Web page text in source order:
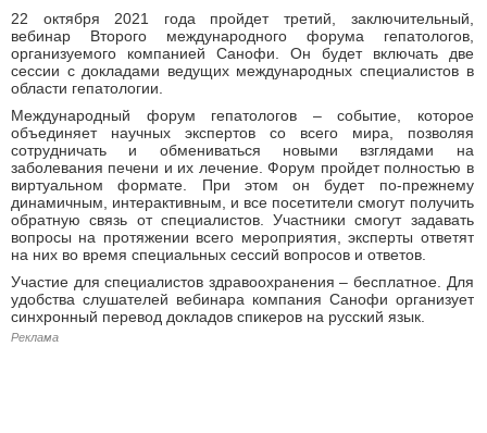
22 октября 2021 года пройдет третий, заключительный,
вебинар Второго международного форума гепатологов,
организуемого компанией Санофи. Он будет включать две
сессии с докладами ведущих международных специалистов в
области гепатологии.
Международный форум гепатологов – событие, которое
объединяет научных экспертов со всего мира, позволяя
сотрудничать и обмениваться новыми взглядами на
заболевания печени и их лечение. Форум пройдет полностью в
виртуальном формате. При этом он будет по-прежнему
динамичным, интерактивным, и все посетители смогут получить
обратную связь от специалистов. Участники смогут задавать
вопросы на протяжении всего мероприятия, эксперты ответят
на них во время специальных сессий вопросов и ответов.
Участие для специалистов здравоохранения – бесплатное. Для
удобства слушателей вебинара компания Санофи организует
синхронный перевод докладов спикеров на русский язык.
Реклама